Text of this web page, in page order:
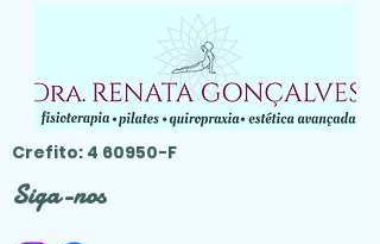
Crefito: 4 60950-F
Siga-nos